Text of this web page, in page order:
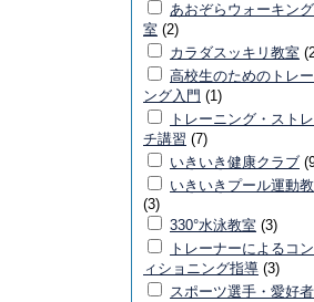
あおぞらウォーキン
室 (2)
カラダスッキリ教室
高校生のためのトレ
ング入門 (1)
トレーニング・スト
チ講習 (7)
いきいき健康クラブ
いきいきプール運動
(3)
330°水泳教室 (3)
トレーナーによるコ
ィショニング指導 (3)
スポーツ選手・愛好